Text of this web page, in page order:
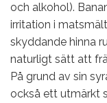
och alkohol).
irritation i
skyddande hinna
naturligt sätt att
På grund av sin
också ett utmärkt